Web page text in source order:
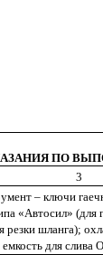
ПО
3
– ключи
«Автосил» (для
резки шланга);
емкость для слива